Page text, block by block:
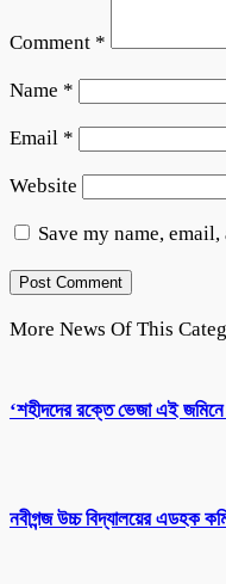
Comment *
Name *
Email *
Website
Save my name,
More News Of This
‘শহীদদের রক্তে ভেজা এই জমিনে
নবীগন্জ উচ্চ বিদ্যালয়ের এডহক